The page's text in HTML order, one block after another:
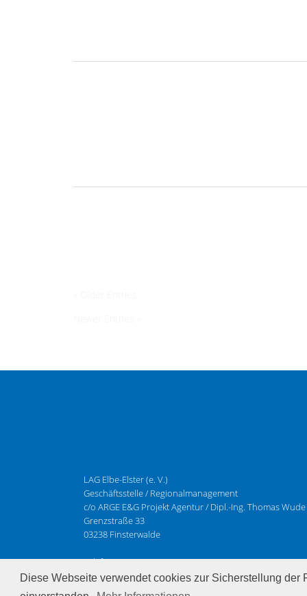
Diese Webseite verwendet cookies zur Sicherstellung
LAG Elbe-Elster (e. V.)
Geschäftsstelle / Regionalmanagement
c/o ARGE E&G Projekt Agentur / Dipl.-Ing. Thomas Wude
Grenzstraße 33
03238 Finsterwalde
Telefon:+49 (0)3531-797089